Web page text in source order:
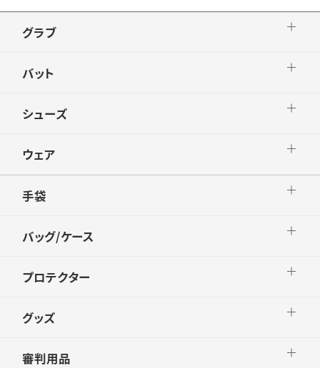
際に使用される木製バットに装着した上で､必
ず容易に抜けない事を確認してからご使用下さ
グラブ
バット
シューズ
ウェア
手袋
バッグ/ケース
プロテクター
グッズ
審判用品